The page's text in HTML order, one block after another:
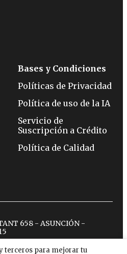
terceros para mejorar tu
Bases y Condiciones
Políticas de Privacidad
Política de uso de la IA
Servicio de
Suscripción a Crédito
Política de Calidad
658 - ASUNCIÓN -